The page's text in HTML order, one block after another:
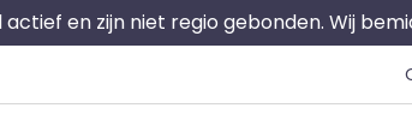
actief en zijn niet regio gebonden. Wij